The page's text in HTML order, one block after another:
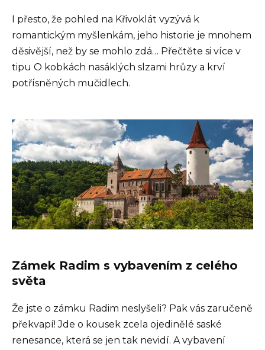
I přesto, že pohled na Křivoklát vyzývá k
romantickým myšlenkám, jeho historie je mnohem
děsivější, než by se mohlo zdá… Přečtěte si více v
tipu O kobkách nasáklých slzami hrůzy a krví
potřísněných mučidlech.
Zámek Radim s vybavením z celého
světa
Že jste o zámku Radim neslyšeli? Pak vás zaručeně
překvapí! Jde o kousek zcela ojedinělé saské
renesance, která se jen tak nevidí. A vybavení